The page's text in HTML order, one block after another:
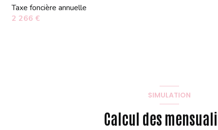
Taxe foncière annuelle
2 266 €
SIMULATION
Calcul des